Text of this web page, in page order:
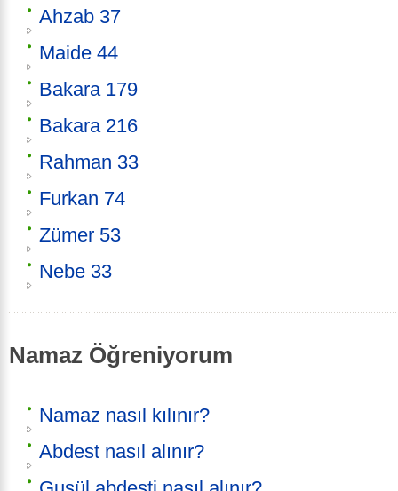
Ahzab 37
Maide 44
Bakara 179
Bakara 216
Rahman 33
Furkan 74
Zümer 53
Nebe 33
Namaz Öğreniyorum
Namaz nasıl kılınır?
Abdest nasıl alınır?